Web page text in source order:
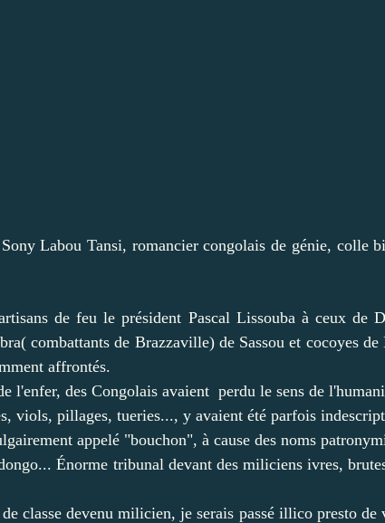
Labou Tansi, romancier congolais de génie,
de feu le président Pascal Lissouba à ceux de
combattants de Brazzaville) de Sassou et cocoyes
affrontés.
l'enfer, des Congolais avaient perdu le sens de
viols, pillages, tueries..., y avaient été parfois
appelé "bouchon", à cause des noms
Énorme tribunal devant des miliciens ivres,
classe devenu milicien, je serais passé illico presto de